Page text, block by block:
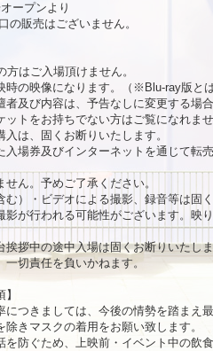
ープンより
販売はございません。
はご入場頂けません。
時の映像になります。（※Blu-ray版と
及び内容は、予告なしに変更する場
トをお持ちでない方はご覧になれま
は、固くお断りいたします。
場券及びインターネットを通じて転
ん。予めご了承ください。
）・ビデオによる撮影、録音等は固
が行われる可能性がございます。映
拶中の途中入場は固くお断りいたし
切責任を負いかねます。
つきましては、今後の情勢を踏まえ
きマスクの着用をお願い致します。
防ぐため、上映前・イベント中の飲